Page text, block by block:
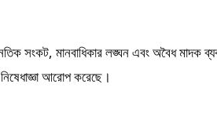
সংকট, মানবাধিকার লঙ্ঘন এবং অবৈধ মাদক
আরোপ করেছে।